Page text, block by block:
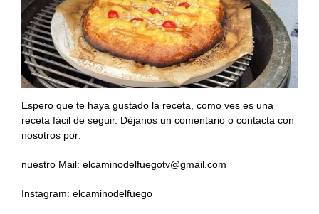
Espero que te haya gustado la receta, como ves es una
receta fácil de seguir. Déjanos un comentario o contacta con
nosotros por:
nuestro Mail: elcaminodelfuegotv@gmail.com
Instagram: elcaminodelfuego